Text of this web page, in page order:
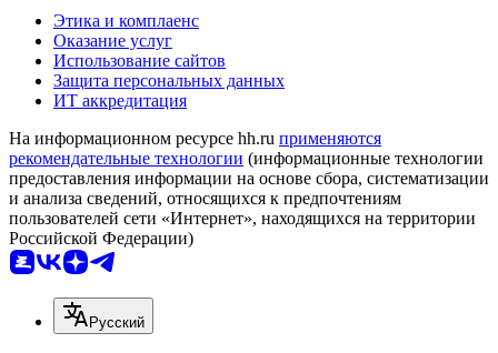
Этика и комплаенс
Оказание услуг
Использование сайтов
Защита персональных данных
ИТ аккредитация
На информационном ресурсе hh.ru применяются
рекомендательные технологии (информационные технологии
предоставления информации на основе сбора, систематизации
и анализа сведений, относящихся к предпочтениям
пользователей сети «Интернет», находящихся на территории
Российской Федерации)
Русский